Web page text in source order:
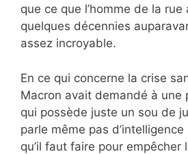
que ce que l’homme de la
quelques décennies
assez incroyable.
En ce qui concerne la crise
Macron avait demandé à une
qui possède juste un sou de
parle même pas
qu’il faut faire pour empêcher